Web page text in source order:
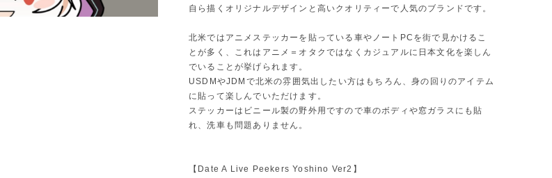
自ら描くオリジナルデザインと高いクオリティーで人気のブランドです。
北米ではアニメステッカーを貼っている車やノートPCを街で見かけるこ
とが多く、これはアニメ＝オタクではなくカジュアルに日本文化を楽しん
でいることが挙げられます。
USDMやJDMで北米の雰囲気出したい方はもちろん、身の回りのアイテム
に貼って楽しんでいただけます。
ステッカーはビニール製の野外用ですので車のボディや窓ガラスにも貼
れ、洗車も問題ありません。
【Date A Live Peekers Yoshino Ver2】